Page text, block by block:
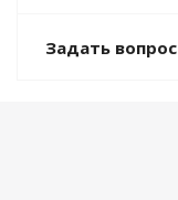
Задать вопрос